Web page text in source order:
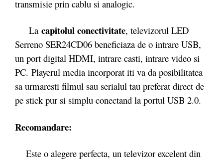
transmisie prin cablu si analogic.
La capitolul conectivitate, televizorul LED
Serreno SER24CD06 beneficiaza de o intrare USB,
un port digital HDMI, intrare casti, intrare video si
PC. Playerul media incorporat iti va da posibilitatea
sa urmaresti filmul sau serialul tau preferat direct de
pe stick pur si simplu conectand la portul USB 2.0.
Recomandare:
Este o alegere perfecta, un televizor excelent din